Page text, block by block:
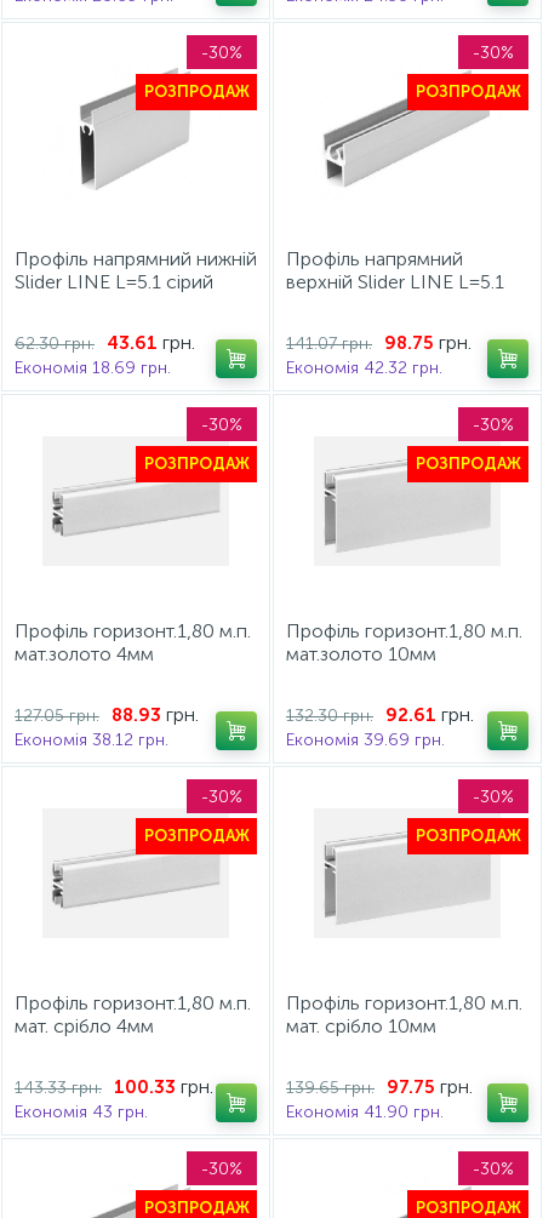
-30%
РОЗПРОДАЖ
Профіль напрямний нижній
Slider LINE L=5.1 сірий
43.61 грн.
62.30 грн.
Економія 18.69 грн.
-30%
РОЗПРОДАЖ
Профіль напрямний
верхній Slider LINE L=5.1
98.75 грн.
141.07 грн.
Економія 42.32 грн.
-30%
РОЗПРОДАЖ
Профіль горизонт.1,80 м.п.
мат.золото 4мм
88.93 грн.
127.05 грн.
Економія 38.12 грн.
-30%
РОЗПРОДАЖ
Профіль горизонт.1,80 м.п.
мат.золото 10мм
92.61 грн.
132.30 грн.
Економія 39.69 грн.
-30%
РОЗПРОДАЖ
Профіль горизонт.1,80 м.п.
мат. срібло 4мм
100.33 грн.
143.33 грн.
Економія 43 грн.
-30%
РОЗПРОДАЖ
Профіль горизонт.1,80 м.п.
мат. срібло 10мм
97.75 грн.
139.65 грн.
Економія 41.90 грн.
-30%
РОЗПРОДАЖ
-30%
РОЗПРОДАЖ